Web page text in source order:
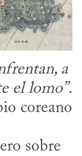
a
el lomo”.
coreano
sobre